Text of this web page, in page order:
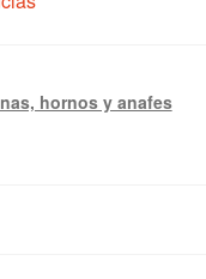
hornos y anafes